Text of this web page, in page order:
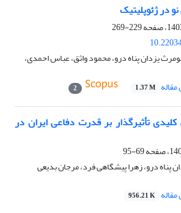
نو در ژئوپلیتیک
229-269
یزدان پناه درو، محمود واثق، عباس احمدی،
1.37 M
2
تأثیرگذار بر قدرت دفاعی ایران در
69-95
پناه درو، زهرا پیشگاهی فرد، مرجان بدیعی
956.21 K